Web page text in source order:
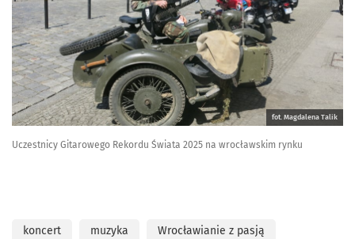
fot. Magdalena Talik
Uczestnicy Gitarowego Rekordu Świata 2025 na wrocławskim rynku
koncert muzyka Wrocławianie z pasją